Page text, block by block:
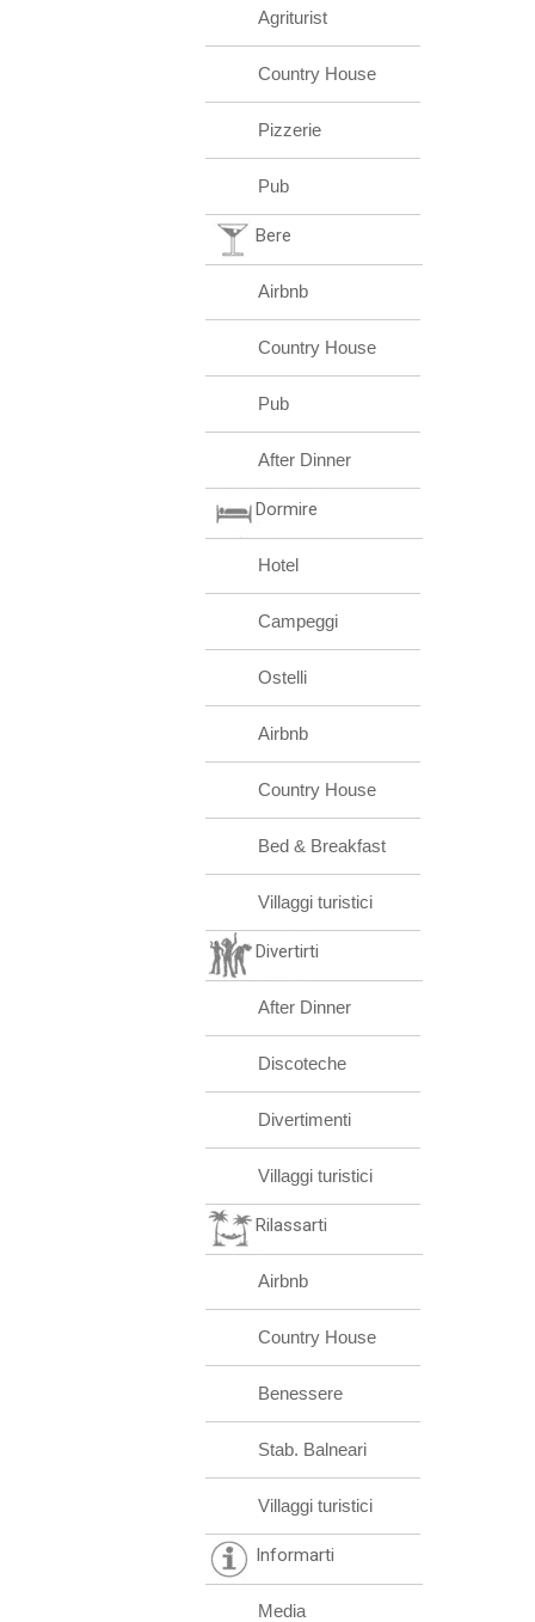
Agriturist
Country House
Pizzerie
Pub
Bere
Airbnb
Country House
Pub
After Dinner
Dormire
Hotel
Campeggi
Ostelli
Airbnb
Country House
Bed & Breakfast
Villaggi turistici
Divertirti
After Dinner
Discoteche
Divertimenti
Villaggi turistici
Rilassarti
Airbnb
Country House
Benessere
Stab. Balneari
Villaggi turistici
Informarti
Media